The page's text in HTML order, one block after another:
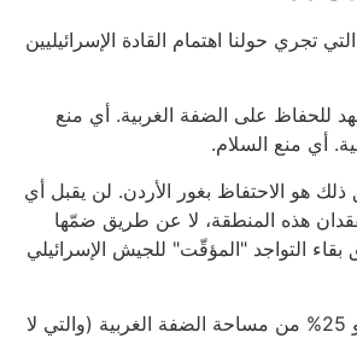
تجري حولنا اهتمام القادة الإسرائيليين
للحفاظ على الضفة الغربية. أي منع
أي منع السلام.
ذلك هو الاحتفاظ بغور الأردن. لن يقبل أي
هذه المنطقة، لا عن طريق ضمّها
التواجد "المؤقّت" للجيش الإسرائيلي
سيمثّل ذلك فقدان نحو 25% من مساحة الضفة الغربية (والتي لا